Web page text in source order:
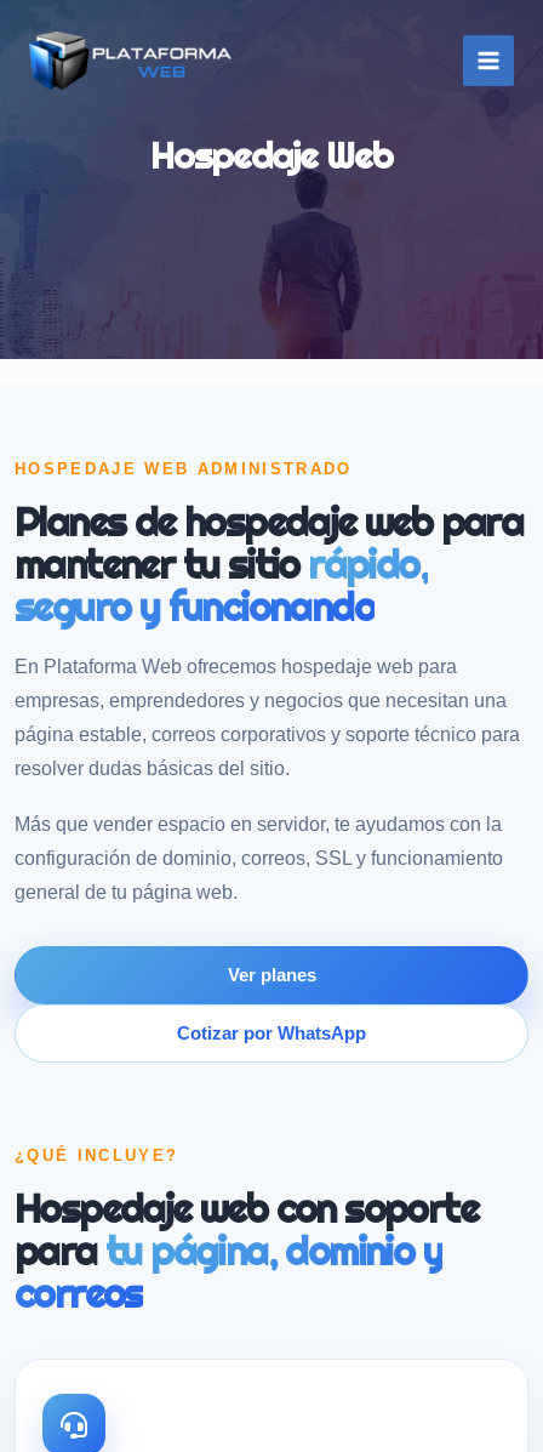
contenido
Hospedaje Web
Administrado
HOSPEDAJE WEB ADMINISTRADO
Planes de hospedaje web para
mantener tu sitiorápido,
seguro y funcionando
En Plataforma Web ofrecemos hospedaje web para
empresas, emprendedores y negocios que necesitan una
página estable, correos corporativos y soporte técnico para
resolver dudas básicas del sitio.
Más que vender espacio en servidor, te ayudamos con la
configuración de dominio, correos, SSL y funcionamiento
general de tu página web.
Ver planes
Cotizar por WhatsApp
¿QUÉ INCLUYE?
Hospedaje web con soporte
paratu página, dominio y
correos